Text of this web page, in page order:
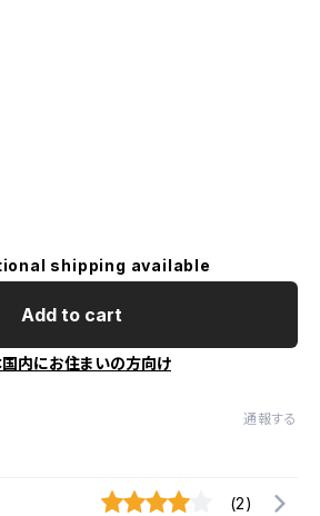
shipping available
Add to cart
国内にお住まいの方向け
通報する
(2)